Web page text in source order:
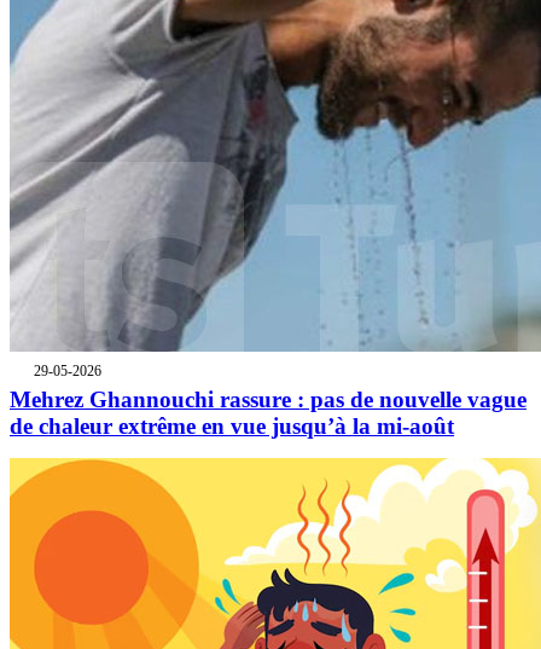
29-05-2026
Mehrez Ghannouchi rassure : pas de nouvelle vague
de chaleur extrême en vue jusqu’à la mi-août